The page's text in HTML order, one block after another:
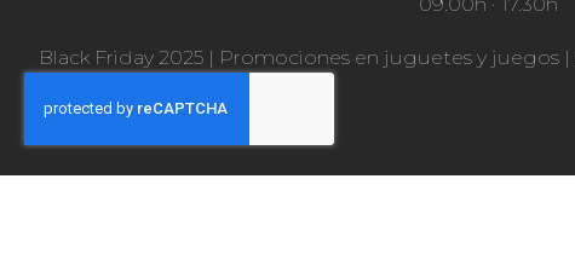
Black Friday 2025 | Promociones en juguetes y juegos |